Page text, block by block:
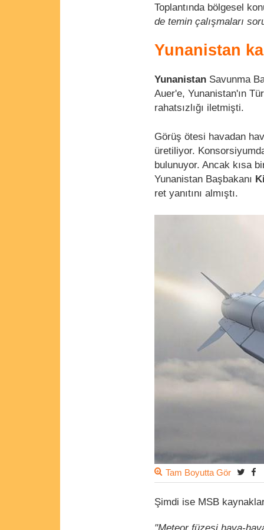
Toplantında bölgesel
de temin çalışmaları
Yunanistan
Yunanistan Savunma
Auer'e, Yunanistan'ın
rahatsızlığı iletmişti.
Görüş ötesi havadan
üretiliyor.
bulunuyor. Ancak kısa
Yunanistan Başbakanı
ret yanıtını almıştı.
Tam Boyutta Gör
Şimdi ise MSB